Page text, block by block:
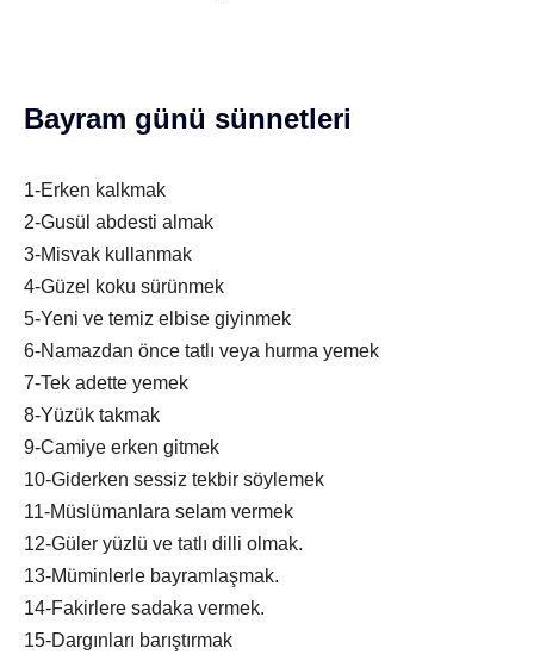
Bayram günü sünnetleri
1-Erken kalkmak
2-Gusül abdesti almak
3-Misvak kullanmak
4-Güzel koku sürünmek
5-Yeni ve temiz elbise giyinmek
6-Namazdan önce tatlı veya hurma yemek
7-Tek adette yemek
8-Yüzük takmak
9-Camiye erken gitmek
10-Giderken sessiz tekbir söylemek
11-Müslümanlara selam vermek
12-Güler yüzlü ve tatlı dilli olmak.
13-Müminlerle bayramlaşmak.
14-Fakirlere sadaka vermek.
15-Dargınları barıştırmak